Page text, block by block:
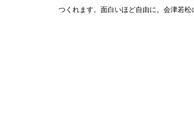
つくれます。面白いほど自由に。会津若